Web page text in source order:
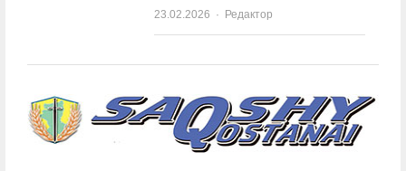
23.02.2026 Author
Редактор